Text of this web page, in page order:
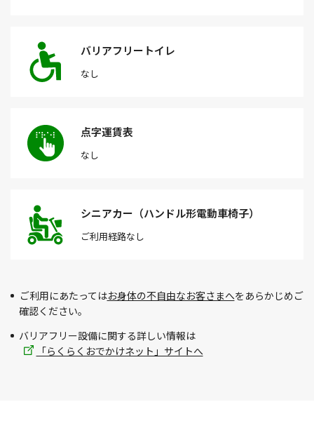
バリアフリートイレ
なし
点字運賃表
なし
シニアカー（ハンドル形電動車椅子）
ご利用経路なし
ご利用にあたってはお身体の不自由なお客さまへをあらかじめご
確認ください。
バリアフリー設備に関する詳しい情報は
「らくらくおでかけネット」サイトへ